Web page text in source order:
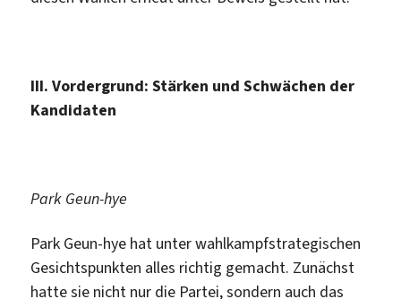
III. Vordergrund: Stärken und Schwächen der
Kandidaten
Park Geun-hye
Park Geun-hye hat unter wahlkampfstrategischen
Gesichtspunkten alles richtig gemacht. Zunächst
hatte sie nicht nur die Partei, sondern auch das